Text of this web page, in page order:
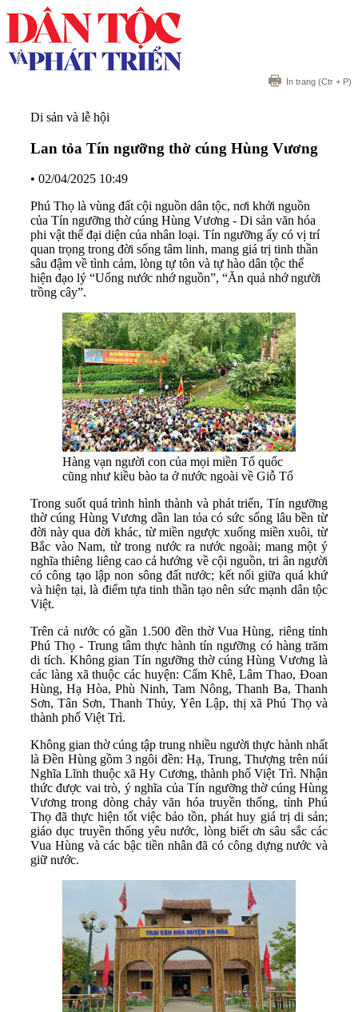
In trang (Ctr + P)
Di sản và lễ hội
Lan tỏa Tín ngưỡng thờ cúng Hùng Vương
• 02/04/2025 10:49
Phú Thọ là vùng đất cội nguồn dân tộc, nơi khởi nguồn
của Tín ngưỡng thờ cúng Hùng Vương - Di sản văn hóa
phi vật thể đại diện của nhân loại. Tín ngưỡng ấy có vị trí
quan trọng trong đời sống tâm linh, mang giá trị tinh thần
sâu đậm về tình cảm, lòng tự tôn và tự hào dân tộc thể
hiện đạo lý “Uống nước nhớ nguồn”, “Ăn quả nhớ người
trồng cây”.
Hàng vạn người con của mọi miền Tổ quốc
cũng như kiều bào ta ở nước ngoài về Giỗ Tổ
Trong suốt quá trình hình thành và phát triển, Tín ngưỡng
thờ cúng Hùng Vương dần lan tỏa có sức sống lâu bền từ
đời này qua đời khác, từ miền ngược xuống miền xuôi, từ
Bắc vào Nam, từ trong nước ra nước ngoài; mang một ý
nghĩa thiêng liêng cao cả hướng về cội nguồn, tri ân người
có công tạo lập non sông đất nước; kết nối giữa quá khứ
và hiện tại, là điểm tựa tinh thần tạo nên sức mạnh dân tộc
Việt.
Trên cả nước có gần 1.500 đền thờ Vua Hùng, riêng tỉnh
Phú Thọ - Trung tâm thực hành tín ngưỡng có hàng trăm
di tích. Không gian Tín ngưỡng thờ cúng Hùng Vương là
các làng xã thuộc các huyện: Cẩm Khê, Lâm Thao, Đoan
Hùng, Hạ Hòa, Phù Ninh, Tam Nông, Thanh Ba, Thanh
Sơn, Tân Sơn, Thanh Thủy, Yên Lập, thị xã Phú Thọ và
thành phố Việt Trì.
Không gian thờ cúng tập trung nhiều người thực hành nhất
là Đền Hùng gồm 3 ngôi đền: Hạ, Trung, Thượng trên núi
Nghĩa Lĩnh thuộc xã Hy Cương, thành phố Việt Trì. Nhận
thức được vai trò, ý nghĩa của Tín ngưỡng thờ cúng Hùng
Vương trong dòng chảy văn hóa truyền thống, tỉnh Phú
Thọ đã thực hiện tốt việc bảo tồn, phát huy giá trị di sản;
giáo dục truyền thống yêu nước, lòng biết ơn sâu sắc các
Vua Hùng và các bậc tiền nhân đã có công dựng nước và
giữ nước.